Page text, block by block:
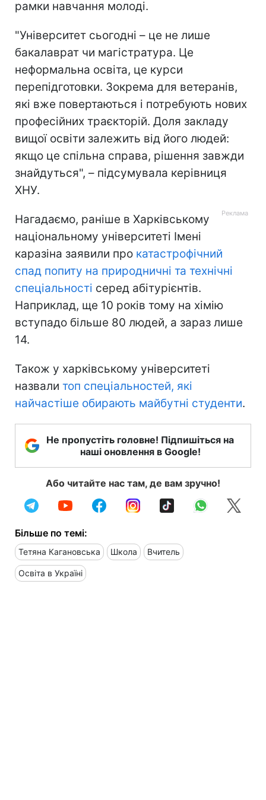
рамки навчання молоді.
"Університет сьогодні – це не лише
бакалаврат чи магістратура. Це
неформальна освіта, це курси
перепідготовки. Зокрема для ветеранів,
які вже повертаються і потребують нових
професійних траєкторій. Доля закладу
вищої освіти залежить від його людей:
якщо це спільна справа, рішення завжди
знайдуться", – підсумувала керівниця
ХНУ.
Нагадаємо, раніше в Харківському
національному університеті Імені
каразіна заявили про катастрофічний
спад попиту на природничні та технічні
спеціальності серед абітурієнтів.
Наприклад, ще 10 років тому на хімію
вступадо більше 80 людей, а зараз лише
14.
Також у харківському університеті
назвали топ спеціальностей, які
найчастіше обирають майбутні студенти.
Не пропустіть головне! Підпишіться на
наші оновлення в Google!
Або читайте нас там, де вам зручно!
Більше по темі:
Тетяна Кагановська Школа Вчитель
Освіта в Україні